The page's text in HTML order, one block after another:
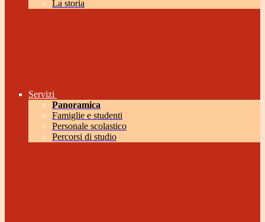
La storia
Servizi
Panoramica
Famiglie e studenti
Personale scolastico
Percorsi di studio